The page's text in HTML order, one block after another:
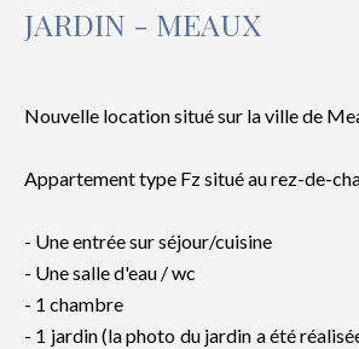
JARDIN - MEAUX
Nouvelle location situé sur la ville de
Appartement type Fz situé au rez-de-
- Une entrée sur séjour/cuisine
- Une salle d'eau / wc
- 1 chambre
- 1 jardin (la photo du jardin a été